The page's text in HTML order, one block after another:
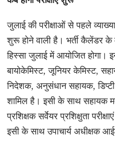
जुलाई की परीक्षाओं से पहले
शुरू होने वाली है। भर्ती कैलेंडर के
हिस्सा जुलाई में आयोजित होगा।
बायोकेमिस्ट, जूनियर केमिस्ट,
निदेशक, अनुसंधान सहायक,
शामिल है। इसी के साथ सहायक
प्रशिक्षक सर्वेयर प्रशिक्षुता
इसी के साथ उपाचार्य अधीक्षक